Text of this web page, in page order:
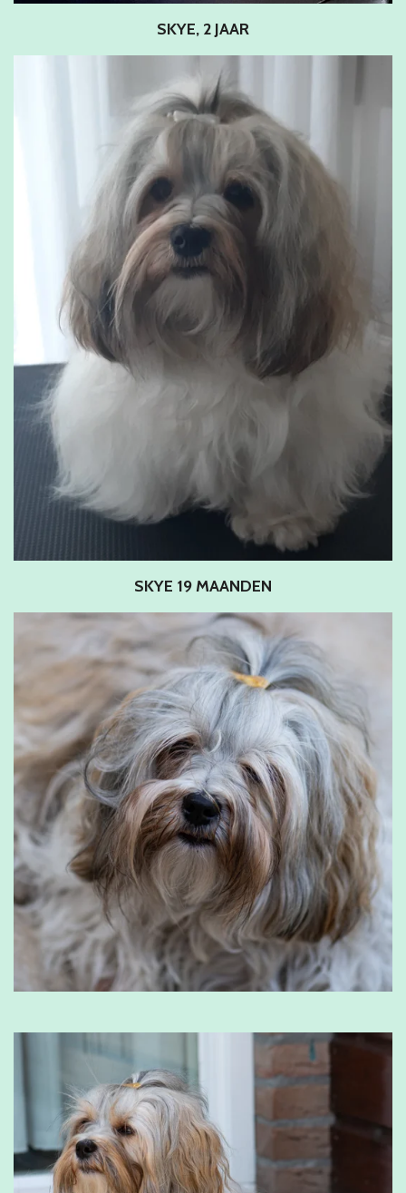
SKYE, 2 JAAR
SKYE 19 MAANDEN